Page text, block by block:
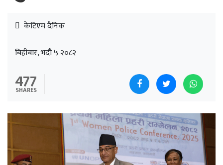
केटिएम दैनिक
बिहीबार, भदौ ५ २०८२
477
SHARES